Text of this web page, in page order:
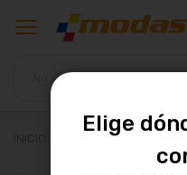
REPUESTOS PARA
Elige